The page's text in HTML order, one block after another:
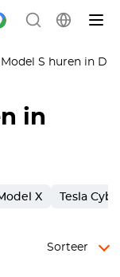
S huren in
in
X Tesla
Sorteer